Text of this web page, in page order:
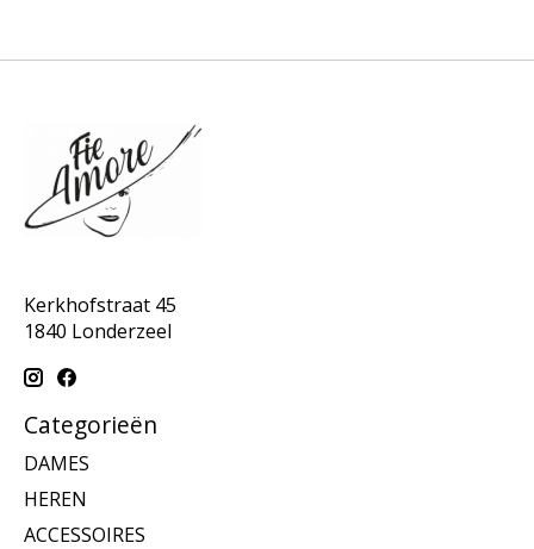
Kerkhofstraat 45
1840 Londerzeel
Categorieën
DAMES
HEREN
ACCESSOIRES